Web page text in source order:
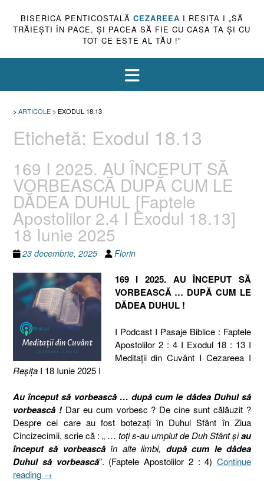
BISERICA PENTICOSTALĂ CEZAREEA I REŞIŢA I „SĂ
TRĂIEŞTI ÎN PACE, ŞI PACEA SĂ FIE CU CASA TA ŞI CU
TOT CE ESTE AL TĂU !”
> ARTICOLE > EXODUL 18.13
Etichetă: Exodul 18.13
169 I 2025. AU ÎNCEPUT SĂ
VORBEASCĂ DUPĂ CUM LE
DĂDEA DUHUL [Faptele
Apostolilor 2.4 I Exodul 18.13]
18 Iunie 2025
23 decembrie, 2025 Florin
169 I 2025. AU ÎNCEPUT SĂ
VORBEASCĂ … DUPĂ CUM LE
DĂDEA DUHUL !
I Podcast I Pasaje Biblice : Faptele
Apostolilor 2 : 4 I Exodul 18 : 13 I
Meditaţii din Cuvânt I Cezareea I
Reşiţa I 18 Iunie 2025 I
Au început să vorbească … după cum le dădea Duhul să
vorbească ! Dar eu cum vorbesc ? De cine sunt călăuzit ?
Despre cei care au fost botezați în Duhul Sfânt în Ziua
Cincizecimii, scrie că : „ … toţi s-au umplut de Duh Sfânt şiau
început să vorbeascăîn alte limbi, după cum le dădea
Duhul să vorbească”. (Faptele Apostolilor 2 : 4) Continue
reading „169
→